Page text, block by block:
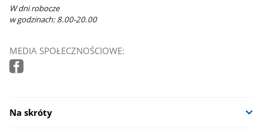
W dni robocze
w godzinach: 8.00-20.00
MEDIA SPOŁECZNOŚCIOWE:
Na skróty